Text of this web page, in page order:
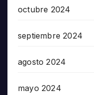
octubre 2024
septiembre 2024
agosto 2024
mayo 2024